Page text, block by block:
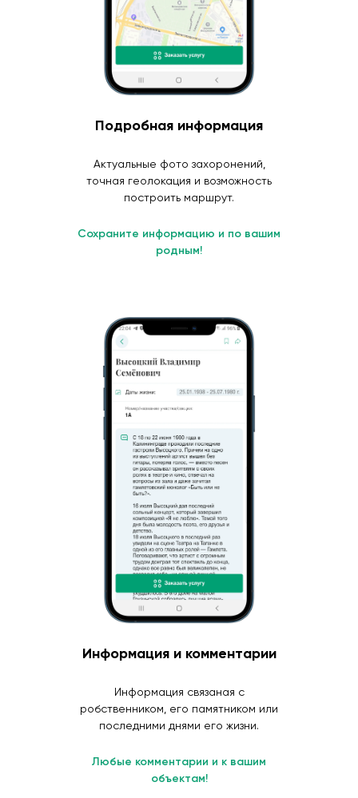
Подробная информация
Актуальные фото захоронений,
точная геолокация и возможность
построить маршрут.
Сохраните информацию и по вашим
родным!
Информация и комментарии
Информация связаная с
робственником, его памятником или
последними днями его жизни.
Любые комментарии и к вашим
объектам!